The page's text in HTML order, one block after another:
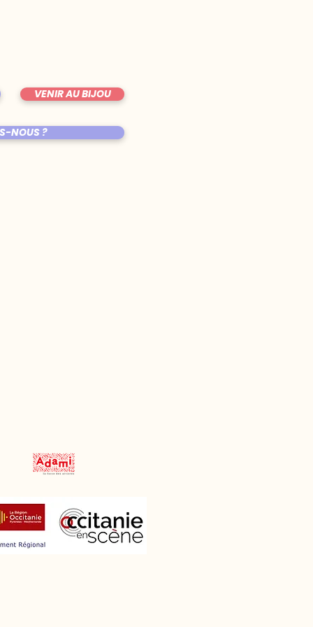
VENIR AU BIJOU
NOUS ?